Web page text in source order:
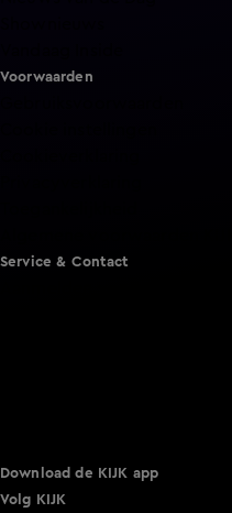
Voorwaarden
Service & Contact
Download de KIJK app
Volg KIJK